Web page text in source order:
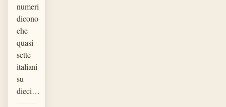
numeri
dicono
che
quasi
sette
italiani
su
dieci…